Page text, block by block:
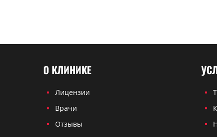
О КЛИНИКЕ
Лицензии
Врачи
Отзывы